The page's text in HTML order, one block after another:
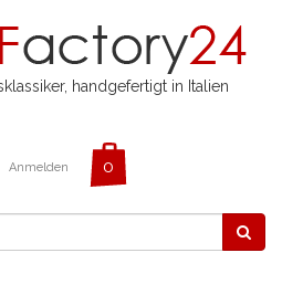
handgefertigt in Italien
Anmelden